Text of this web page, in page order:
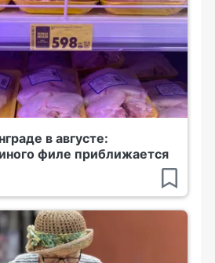
в августе:
филе приближается